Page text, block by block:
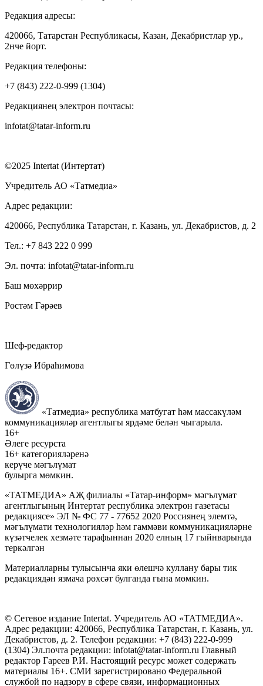
Редакция адресы:
420066, Татарстан Республикасы, Казан, Декабристлар ур.,
2нче йорт.
Редакция телефоны:
+7 (843) 222-0-999 (1304)
Редакциянең электрон почтасы:
infotat@tatar-inform.ru
©2025 Intertat (Интертат)
Учредитель АО «Татмедиа»
Адрес редакции:
420066, Республика Татарстан, г. Казань, ул. Декабристов, д. 2
Тел.: +7 843 222 0 999
Эл. почта: infotat@tatar-inform.ru
Баш мөхәррир
Рөстәм Гәрәев
Шеф-редактор
Гөлүзә Ибраһимова
«Татмедиа» республика матбугат һәм массакүләм
коммуникацияләр агентлыгы ярдәме белән чыгарыла.
16+
Әлеге ресурста
16+ категорияләренә
керүче мәгълүмат
булырга мөмкин.
«ТАТМЕДИА» АҖ филиалы «Татар-информ» мәгълүмат
агентлыгының Интертат республика электрон газетасы
редакциясе» ЭЛ № ФС 77 - 77652 2020 Россиянең элемтә,
мәгълүмати технологияләр һәм гаммәви коммуникацияләрне
күзәтчелек хезмәте тарафыннан 2020 елның 17 гыйнварында
теркәлгән
Материалларны тулысынча яки өлешчә куллану бары тик
редакциядән язмача рөхсәт булганда гына мөмкин.
© Сетевое издание Intertat. Учредитель АО «ТАТМЕДИА».
Адрес редакции: 420066, Республика Татарстан, г. Казань, ул.
Декабристов, д. 2. Телефон редакции: +7 (843) 222-0-999
(1304) Эл.почта редакции: infotat@tatar-inform.ru Главный
редактор Гареев Р.И. Настоящий ресурс может содержать
материалы 16+. СМИ зарегистрировано Федеральной
службой по надзору в сфере связи, информационных